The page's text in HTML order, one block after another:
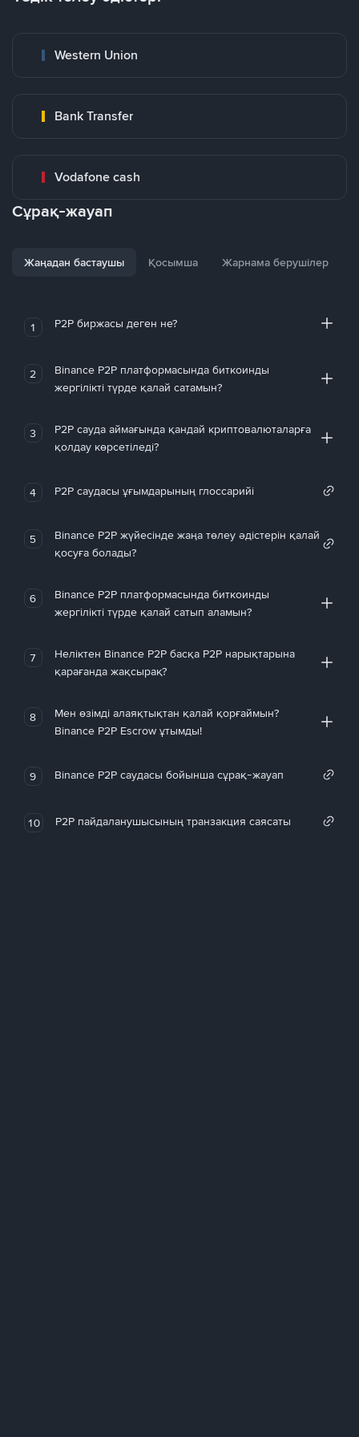
Western Union
Bank Transfer
Vodafone cash
Сұрақ-жауап
Жаңадан бастаушы Қосымша Жарнама берушілер
1 P2P биржасы деген не?
2
Binance P2P платформасында биткоинды
жергілікті түрде қалай сатамын?
3
P2P сауда аймағында қандай криптовалюталарға
қолдау көрсетіледі?
4 P2P саудасы ұғымдарының глоссарийі
5
Binance P2P жүйесінде жаңа төлеу әдістерін қалай
қосуға болады?
6
Binance P2P платформасында биткоинды
жергілікті түрде қалай сатып аламын?
7
Неліктен Binance P2P басқа P2P нарықтарына
қарағанда жақсырақ?
8
Мен өзімді алаяқтықтан қалай қорғаймын?
Binance P2P Escrow ұтымды!
9 Binance P2P саудасы бойынша сұрақ-жауап
10 P2P пайдаланушысының транзакция саясаты